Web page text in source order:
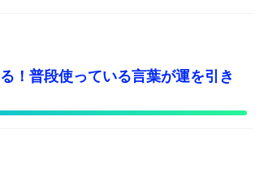
！普段使っている言葉が運を引き